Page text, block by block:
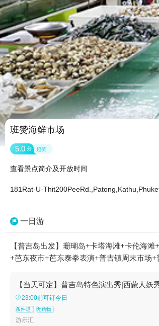
班赞海鲜市场
5.0 分 超赞
查看景点简介及开放时间
181Rat-U-
一日游
【普吉岛出发】珊瑚岛+卡塔海滩+卡伦海
+芭东夜市+芭东泰拳表演+普吉镇周末市场
【当天可定】普吉岛特色演出秀|西蒙人
23:00前可订今日
条件退 无购物
游乐汇